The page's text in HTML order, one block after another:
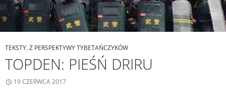
TEKSTY, Z PERSPEKTYWY TYBETAŃCZYKÓW
TOPDEN: PIEŚŃ DRIRU
19 CZERWCA 2017